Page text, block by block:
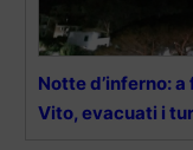
Notte d’inferno:
Vito, evacuati i